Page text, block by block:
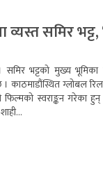
व्यस्त समिर
समिर भट्टको मुख्य
काठमाडौंस्थित ग्लोबल
फिल्मको स्वराङ्कन गरेका